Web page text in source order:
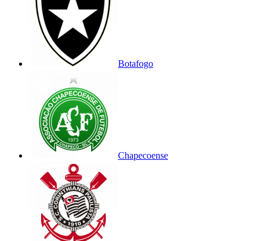
Botafogo
Chapecoense